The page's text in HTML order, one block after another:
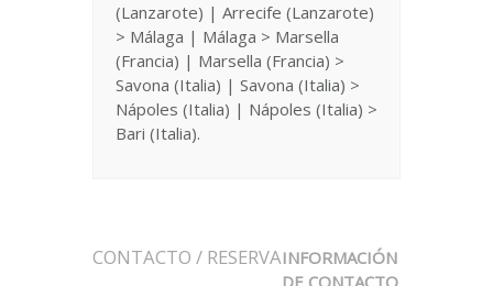
(Lanzarote) | Arrecife (Lanzarote)
> Málaga | Málaga > Marsella
(Francia) | Marsella (Francia) >
Savona (Italia) | Savona (Italia) >
Nápoles (Italia) | Nápoles (Italia) >
Bari (Italia).
CONTACTO / RESERVAINFORMACIÓN
DE CONTACTO